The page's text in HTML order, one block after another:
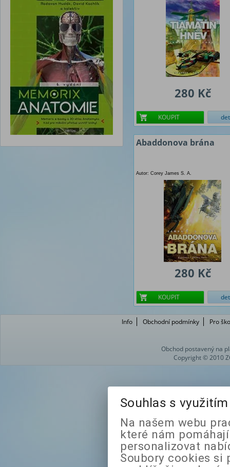
280 Kč
KOUPIT
Abaddonova brána
Autor: Corey James S. A.
280 Kč
KOUPIT
Info Obchodní podmínky Pro
Obchod postavený na
Copyright © 2010
Souhlas s
Na našem webu
které nám
personalizovat
Soubory cookies si